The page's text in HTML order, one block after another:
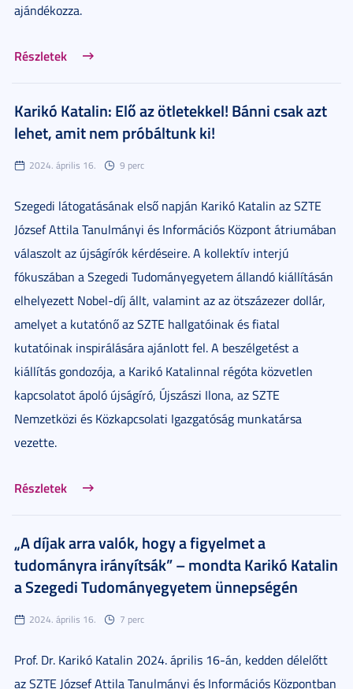
ajándékozza.
Részletek
Karikó Katalin: Elő az ötletekkel! Bánni csak azt
lehet, amit nem próbáltunk ki!
2024. április 16. 9 perc
Szegedi látogatásának első napján Karikó Katalin az SZTE
József Attila Tanulmányi és Információs Központ átriumában
válaszolt az újságírók kérdéseire. A kollektív interjú
fókuszában a Szegedi Tudományegyetem állandó kiállításán
elhelyezett Nobel-díj állt, valamint az az ötszázezer dollár,
amelyet a kutatónő az SZTE hallgatóinak és fiatal
kutatóinak inspirálására ajánlott fel. A beszélgetést a
kiállítás gondozója, a Karikó Katalinnal régóta közvetlen
kapcsolatot ápoló újságíró, Újszászi Ilona, az SZTE
Nemzetközi és Közkapcsolati Igazgatóság munkatársa
vezette.
Részletek
„A díjak arra valók, hogy a figyelmet a
tudományra irányítsák” – mondta Karikó Katalin
a Szegedi Tudományegyetem ünnepségén
2024. április 16. 7 perc
Prof. Dr. Karikó Katalin 2024. április 16-án, kedden délelőtt
az SZTE József Attila Tanulmányi és Információs Központban